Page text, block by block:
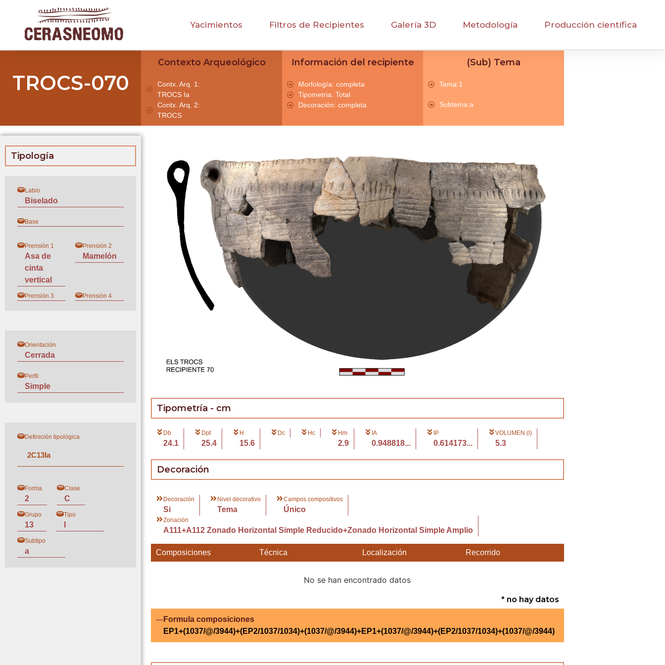
Yacimientos Filtros de Recipientes Galería 3D Metodología Producción científica
TROCS-070
Contexto Arqueológico
Contx. Arq. 1:
TROCS Ia
Contx. Arq. 2:
TROCS
Información del recipiente
Morfología: completa
Tipometria: Total
Decoración: completa
(Sub) Tema
Tema:1
Subtema:a
Tipología
Labio
Biselado
Base
Prensión 1
Asa de
cinta
vertical
Prensión 2
Mamelón
Prensión 3 Prensión 4
Orientación
Cerrada
Perfil
Simple
Definición tipológica
2C13Ia
Forma
2
Clase
C
Grupo
13
Tipo
Subtipo
a
Tipometría - cm
Db
24.1
Dpt
25.4
H
15.6
Dc Hc Hm
2.9
IA
0.948818...
IP
0.614173...
VOLUMEN (l)
5.3
Decoración
Decoración
Si
Nivel decorativo
Tema
Campos compositivos
Único
Zonación
A111+A112 Zonado Horizontal Simple Reducido+Zonado Horizontal Simple Amplio
Composiciones Técnica Localización Recorrido
No se han encontrado datos
* no hay datos
Formula composiciones
EP1+(1037/@/3944)+(EP2/1037/1034)+(1037/@/3944)+EP1+(1037/@/3944)+(EP2/1037/1034)+(1037/@/3944)